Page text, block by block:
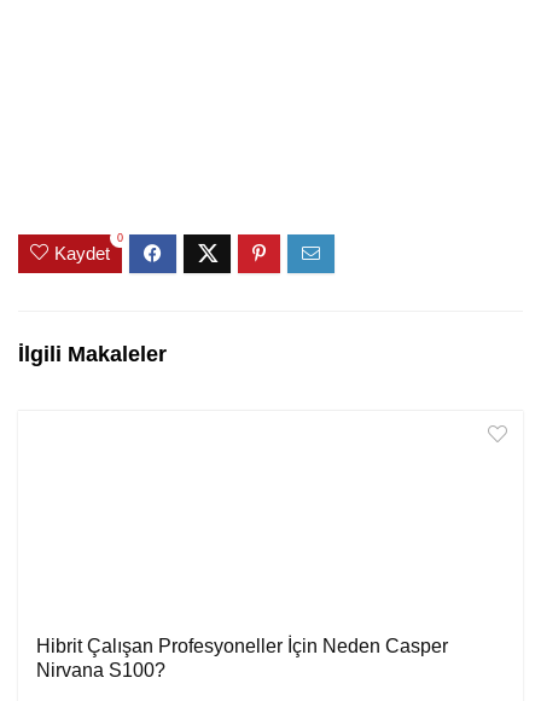
Kaydet
0
İlgili Makaleler
Hibrit Çalışan Profesyoneller İçin Neden Casper
Nirvana S100?